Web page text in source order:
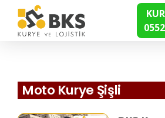
Hızlı Kurye
Moto Kurye Şişli